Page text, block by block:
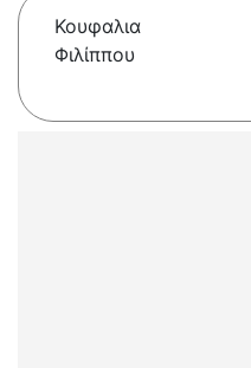
Κουφαλια
Φιλίππου